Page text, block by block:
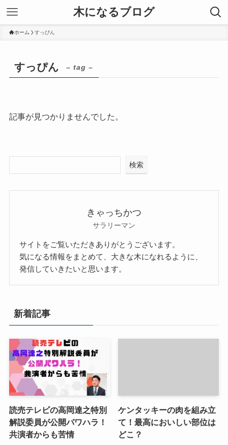
木になるブログ
ホーム すっぴん
すっぴん – tag –
記事が見つかりませんでした。
検索
きゃっちかつ
サラリーマン
サイトをご覧いただきありがとうございます。
気になる情報をまとめて、大きな木になれるように、
発信していきたいと思います。
新着記事
読売テレビの高岡達之特別
解説委員が公開パワハラ！
共演者からも苦情
ケンタッキーの肉を組み立
て！最高においしい部位は
どこ？